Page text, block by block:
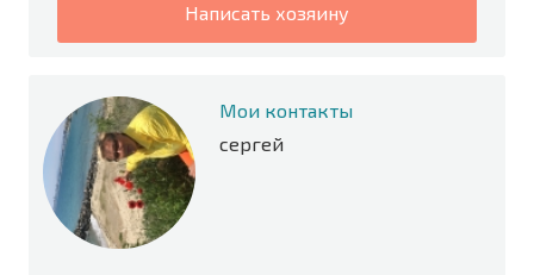
написать хозяину
Мои контакты
сергей